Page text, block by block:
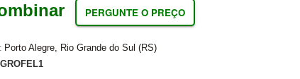
PERGUNTE O PREÇO
Porto Alegre, Rio Grande do Sul (RS)